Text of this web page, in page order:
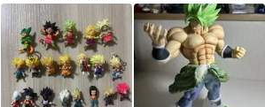
つき
め波!!Ⅱ ver.3 フィギュ
ア